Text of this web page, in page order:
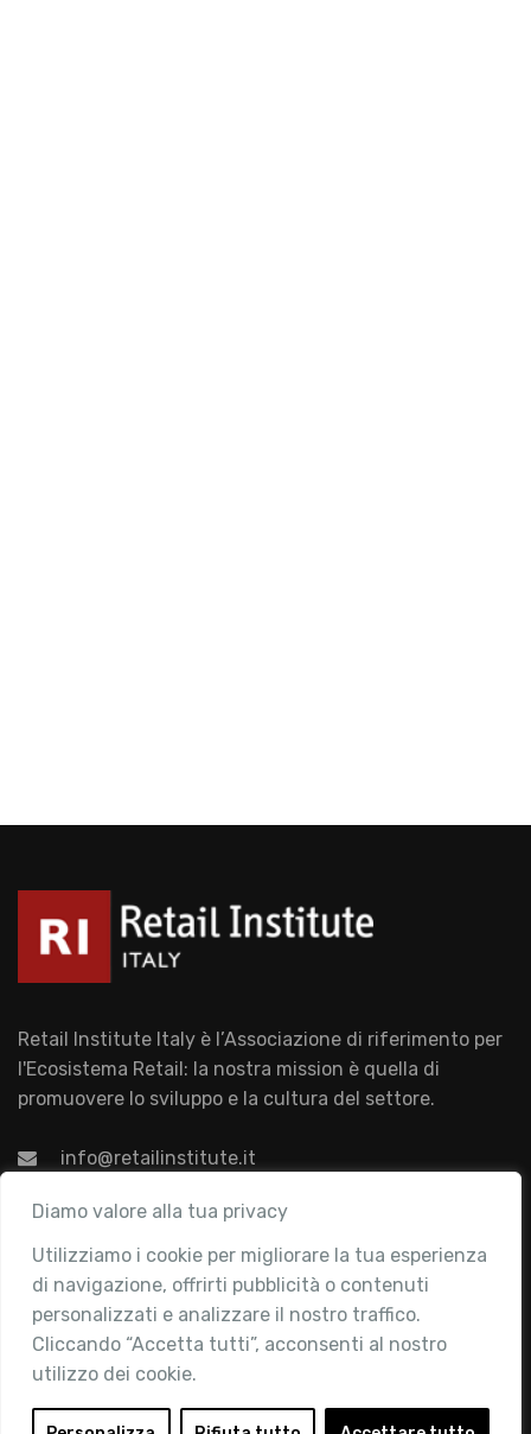
Diamo valore alla tua privacy
Utilizziamo i cookie per migliorare la tua esperienza
di navigazione, offrirti pubblicità o contenuti
personalizzati e analizzare il nostro traffico.
Cliccando “Accetta tutti”, acconsenti al nostro
utilizzo dei cookie.
Retail Institute Italy è l’Associazione di riferimento per
l'Ecosistema Retail: la nostra mission è quella di
promuovere lo sviluppo e la cultura del settore.
info@retailinstitute.it
Associazione
Chi siamo
Attività
Contatti
Area Riservata
Login